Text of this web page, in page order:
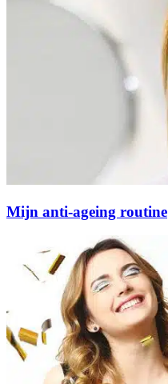
Mijn anti-ageing routine